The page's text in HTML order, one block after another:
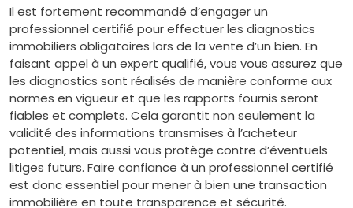
Il est fortement recommandé d’engager un
professionnel certifié pour effectuer les diagnostics
immobiliers obligatoires lors de la vente d’un bien. En
faisant appel à un expert qualifié, vous vous assurez que
les diagnostics sont réalisés de manière conforme aux
normes en vigueur et que les rapports fournis seront
fiables et complets. Cela garantit non seulement la
validité des informations transmises à l’acheteur
potentiel, mais aussi vous protège contre d’éventuels
litiges futurs. Faire confiance à un professionnel certifié
est donc essentiel pour mener à bien une transaction
immobilière en toute transparence et sécurité.